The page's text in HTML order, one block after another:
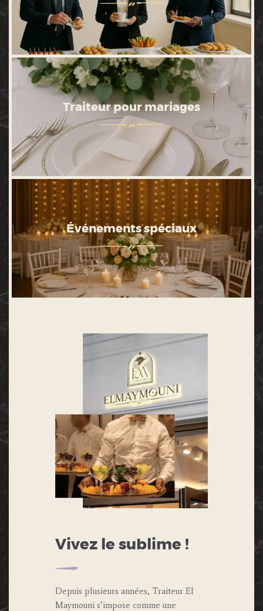
Traiteur pour mariages
Événements spéciaux
Vivez le sublime !
Depuis plusieurs années, Traiteur El
Maymouni s’impose comme une